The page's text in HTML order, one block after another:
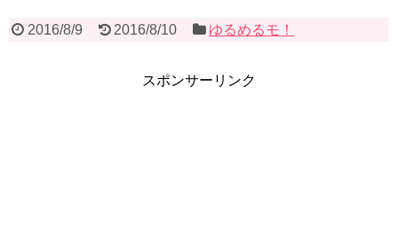
2016/8/9 2016/8/10 ゆるめるモ！
スポンサーリンク